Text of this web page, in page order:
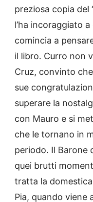
preziosa copia del
l’ha incoraggiato
comincia a
il libro. Curro non
Cruz, convinto
sue
superare la
con Mauro e si
che le tornano in
periodo. Il Barone
quei brutti
tratta la
Pia, quando viene